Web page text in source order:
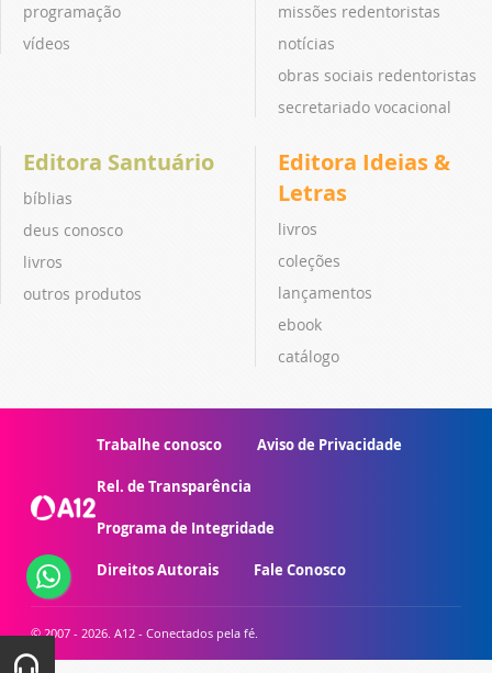
programação
vídeos
missões redentoristas
notícias
obras sociais redentoristas
secretariado vocacional
Editora Santuário
bíblias
deus conosco
livros
outros produtos
Editora Ideias &
Letras
livros
coleções
lançamentos
ebook
catálogo
Trabalhe conosco Aviso de Privacidade
Rel. de Transparência
Programa de Integridade
Direitos Autorais Fale Conosco
© 2007 - 2026. A12 - Conectados pela fé.